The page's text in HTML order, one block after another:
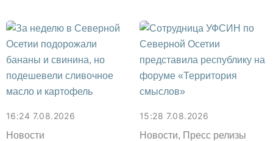
16:24 7.08.2026
Новости
15:28 7.08.2026
Новости, Пресс релизы